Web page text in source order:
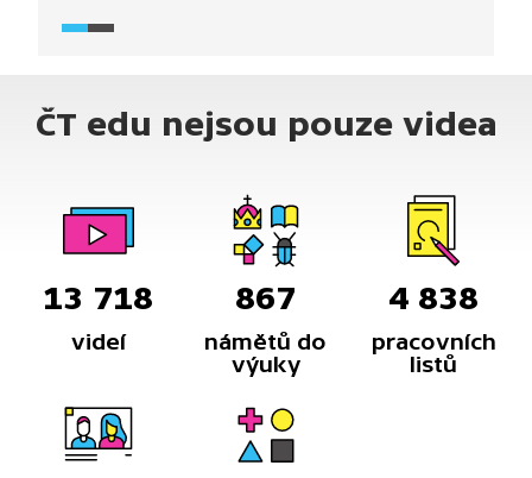
významu. Měli jsme se bránit? Stál atentát za to,
události měly svůj dobový význam a v případě
atentátu zdůrazňuje jeho důležitost
dohody.
ČT edu nejsou pouze videa
13 718
videí
867
námětů do
výuky
4 838
pracovních
listů